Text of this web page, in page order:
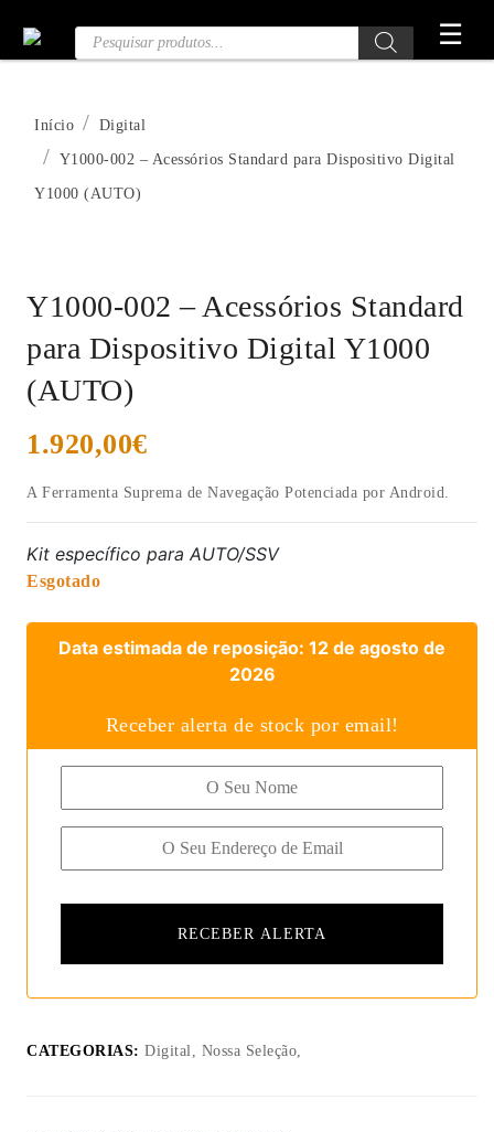
para
o
Pesquisa
☰
Início Digital
Y1000-002 – Acessórios Standard para Dispositivo Digital
Y1000 (AUTO)
Y1000-002 – Acessórios Standard
para Dispositivo Digital Y1000
(AUTO)
1.920,00€
A Ferramenta Suprema de Navegação Potenciada por Android.
Kit específico para AUTO/SSV
Esgotado
Data estimada de reposição: 12 de agosto de
2026
Receber alerta de stock por email!
CATEGORIAS: Digital, Nossa Seleção,